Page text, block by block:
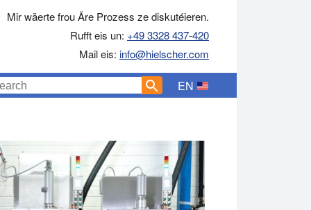
Mir wäerte frou Äre Prozess ze diskutéieren.
Rufft eis un: +49 3328 437-420
Mail eis: info@hielscher.com
EN